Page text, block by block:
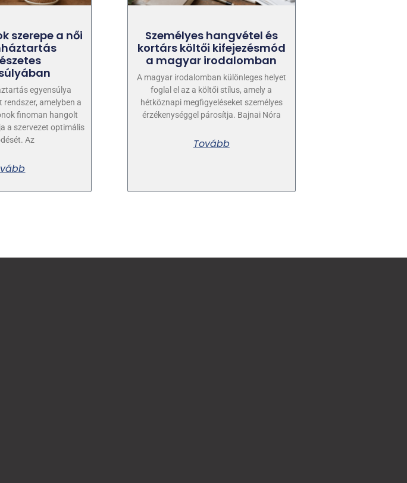
szerepe a női
egyensúlya
amelyben a
finoman hangolt
a szervezet optimális
Az
Személyes hangvétel és
kortárs költői kifejezésmód
a magyar irodalomban
A magyar irodalomban különleges helyet
foglal el az a költői stílus, amely a
hétköznapi megfigyeléseket személyes
érzékenységgel párosítja. Bajnai Nóra
Tovább